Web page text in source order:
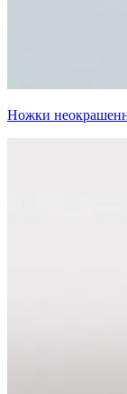
Ножки